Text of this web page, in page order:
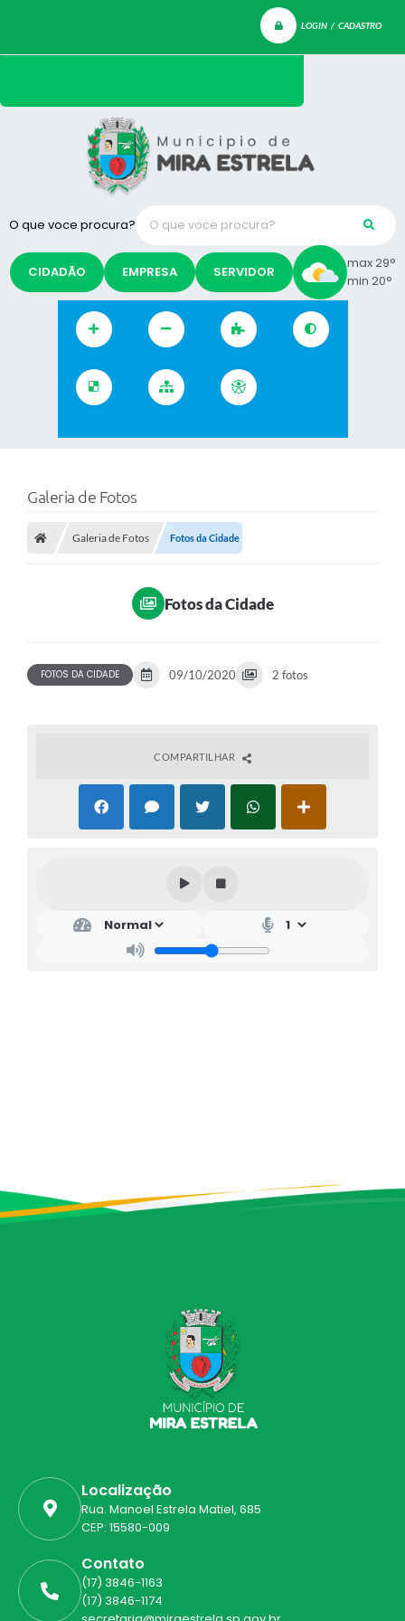
LOGIN / CADASTRO
O que voce procura?
CIDADÃO EMPRESA SERVIDOR
max 29°
min 20°
Galeria de Fotos
Galeria de Fotos Fotos da Cidade
Fotos da Cidade
FOTOS DA CIDADE 09/10/2020 2 fotos
COMPARTILHAR
Localização
Rua. Manoel Estrela Matiel, 685
CEP: 15580-009
Contato
(17) 3846-1163
(17) 3846-1174